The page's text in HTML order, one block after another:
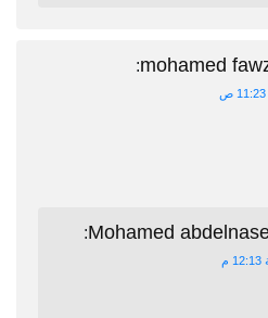
mohamed
:
Mohamed
: